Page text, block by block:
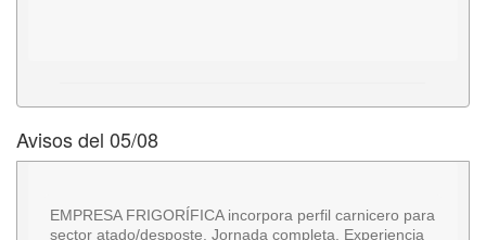
Avisos del 05/08
EMPRESA FRIGORÍFICA incorpora perfil carnicero para
sector atado/desposte. Jornada completa. Experiencia